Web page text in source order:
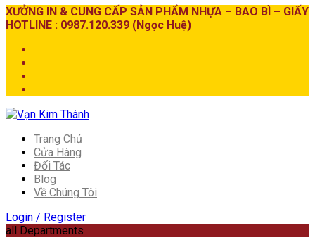
XƯỞNG IN & CUNG CẤP SẢN PHẨM NHỰA – BAO BÌ – GIẤY
HOTLINE : 0987.120.339 (Ngọc Huệ)
Trang Chủ
Cửa Hàng
Đối Tác
Blog
Về Chúng Tôi
Login / Register
all Departments